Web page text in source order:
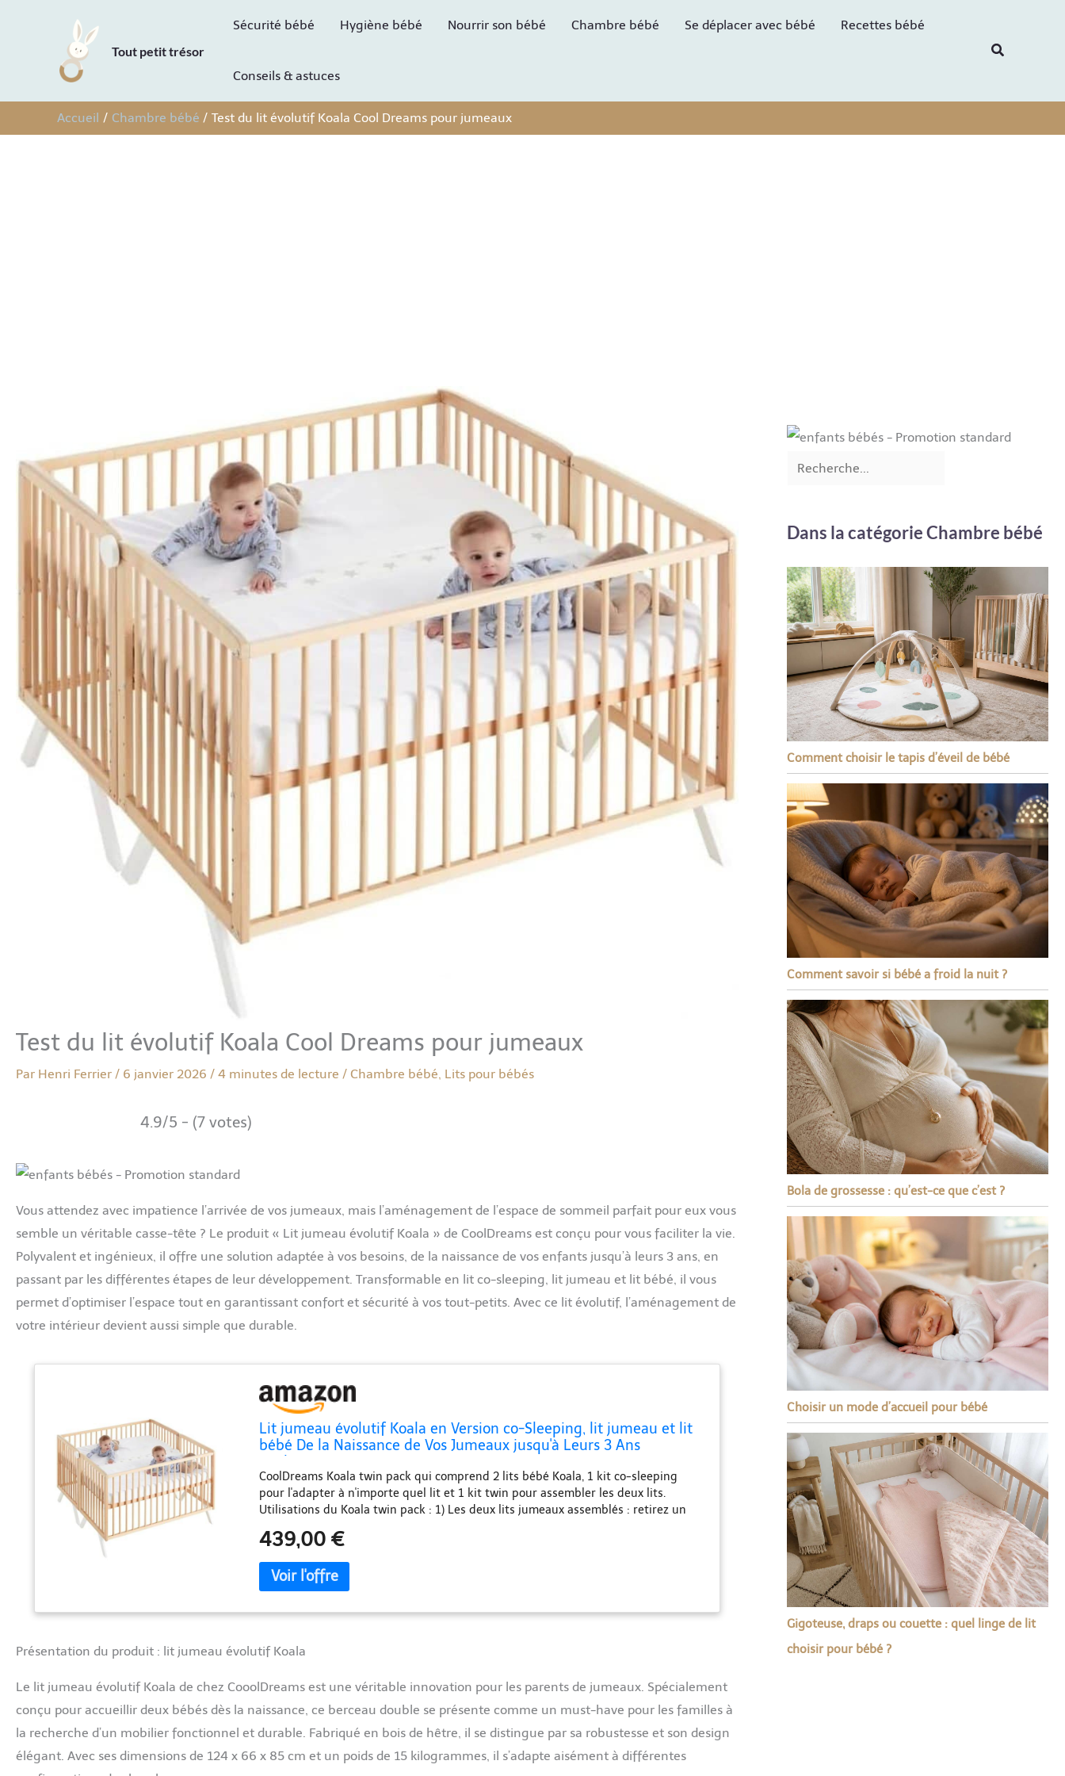
Tout petit trésor
Sécurité bébé Hygiène bébé Nourrir son bébé Chambre bébé Se déplacer avec bébé Recettes bébé
Conseils & astuces
Rechercher
Accueil Chambre bébé Test du lit évolutif Koala Cool Dreams pour jumeaux
Test du lit évolutif Koala Cool Dreams pour jumeaux
Par Henri Ferrier / 6 janvier 2026 / 4 minutes de lecture / Chambre bébé, Lits pour bébés
4.9/5 - (7 votes)
Vous attendez avec impatience l’arrivée de vos jumeaux, mais l’aménagement de l’espace de sommeil parfait pour eux vous
semble un véritable casse-tête ? Le produit « Lit jumeau évolutif Koala » de CoolDreams est conçu pour vous faciliter la vie.
Polyvalent et ingénieux, il offre une solution adaptée à vos besoins, de la naissance de vos enfants jusqu’à leurs 3 ans, en
passant par les différentes étapes de leur développement. Transformable en lit co-sleeping, lit jumeau et lit bébé, il vous
permet d’optimiser l’espace tout en garantissant confort et sécurité à vos tout-petits. Avec ce lit évolutif, l’aménagement de
votre intérieur devient aussi simple que durable.
Lit jumeau évolutif Koala en Version co-Sleeping, lit jumeau et lit
bébé De la Naissance de Vos Jumeaux jusqu'à Leurs 3 Ans
CoolDreams Koala twin pack qui comprend 2 lits bébé Koala, 1 kit co-sleeping
pour l'adapter à n'importe quel lit et 1 kit twin pour assembler les deux lits.
Utilisations du Koala twin pack : 1) Les deux lits jumeaux assemblés : retirez un
jumeau dépend du modèle de tissu que nous avons en ce moment. 2) L'un des lits
peut être utilisé en mode co-sleeping et l'autre fermé comme un lit fermé normal.
3) Les deux lits sont fermés et indépendants. 5 positions de lit et de co-sleeping
pour que vous puissiez ajuster le kit de co-sleeping au lit double. Le tissu du kit
de co-sleeping dépend du modèle de tissu que nous avons en ce moment. 5
intérieures : 120cm x 60cm (longueur x largeur). Dimensions extérieures : 124cm x
66cm x 85cm (largeur x longueur x hauteur). Laquage 100% à base d'eau non
lit.
439,00 €
Présentation du produit : lit jumeau évolutif Koala
Le lit jumeau évolutif Koala de chez CooolDreams est une véritable innovation pour les parents de jumeaux. Spécialement
conçu pour accueillir deux bébés dès la naissance, ce berceau double se présente comme un must-have pour les familles à
la recherche d’un mobilier fonctionnel et durable. Fabriqué en bois de hêtre, il se distingue par sa robustesse et son design
élégant. Avec ses dimensions de 124 x 66 x 85 cm et un poids de 15 kilogrammes, il s’adapte aisément à différentes
r
Dans la catégorie Chambre bébé
Comment choisir le tapis d’éveil de bébé
Comment savoir si bébé a froid la nuit ?
Bola de grossesse : qu’est-ce que c’est ?
Choisir un mode d’accueil pour bébé
Gigoteuse, draps ou couette : quel linge de lit
choisir pour bébé ?